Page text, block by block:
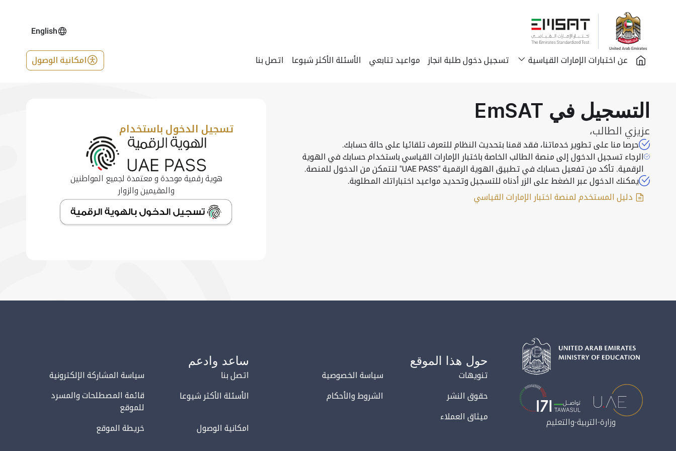
Logo
English
عن اختبارات الإمارات القياسية تسجيل دخول طلبة انجاز مواعيد تتابعي الأسئلة الأكثر شيوعا اتصل بنا امكانية الوصول
التسجيل في EmSAT
عزيزي الطالب،
حرصا منا على تطوير خدماتنا، فقد قمنا بتحديث النظام للتعرف تلقائيا على حالة حسابك.
الرجاء تسجيل الدخول إلى منصة الطالب الخاصة باختبار الإمارات القياسي باستخدام حسابك في الهوية
الرقمية. تأكد من تفعيل حسابك في تطبيق الهوية الرقمية "UAE PASS" لتتمكن من الدخول للمنصة.
يمكنك الدخول عبر الضغط على الزر أدناه للتسجيل وتحديد مواعيد اختباراتك المطلوبة.
دليل المستخدم لمنصة اختبار الإمارات القياسي
تسجيل الدخول باستخدام
هوية رقمية موحدة و معتمدة لجميع المواطنين
والمقيمين والزوار
وزارة-التربية-والتعليم
حول هذا الموقع
تنويهات سياسة الخصوصية
حقوق النشر الشروط والأحكام
ميثاق العملاء
ساعد وادعم
اتصل بنا سياسة المشاركة الإلكترونية
الأسئلة الأكثر شيوعا
قائمة المصطلحات والمسرد
للموقع
امكانية الوصول خريطة الموقع